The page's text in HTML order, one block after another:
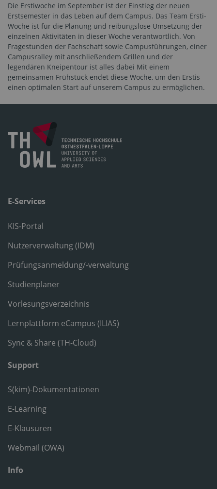
Die Erstiwoche im September ist der Einstieg der neuen
Erstsemester in das Leben auf dem Campus. Das Team Ersti-
Woche ist für die Planung und reibungslose Umsetzung der
einzelnen Aktivitäten in dieser Woche verantwortlich. Von
Fragestunden der Fachschaft sowie Campusführungen, einer
Campusralley mit anschließendem Grillen und der
legendären Kneipentour ist alles dabei Mit einem
gemeinsamen Frühstück endet diese Woche, um den Erstis
einen optimalen Start auf unserem Campus zu ermöglichen.
E-Services
KIS-Portal
Nutzerverwaltung (IDM)
Prüfungsanmeldung/-verwaltung
Studienplaner
Vorlesungsverzeichnis
Lernplattform eCampus (ILIAS)
Sync & Share (TH-Cloud)
Support
S(kim)-Dokumentationen
E-Learning
E-Klausuren
Webmail (OWA)
Info